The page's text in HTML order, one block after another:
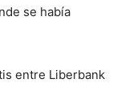
se había
entre Liberbank